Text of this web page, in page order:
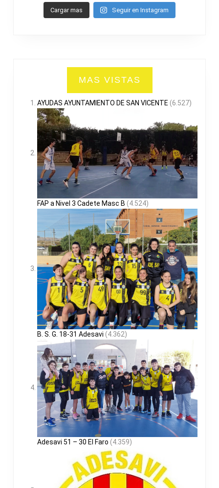
Cargar mas Seguir en Instagram
MAS VISTAS
AYUDAS AYUNTAMIENTO DE SAN VICENTE (6.527)
FAP a Nivel 3 Cadete Masc B (4.524)
B. S. G. 18-31 Adesavi (4.362)
Adesavi 51 – 30 El Faro (4.359)